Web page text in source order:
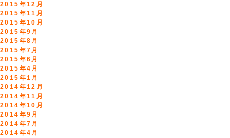
2015年12月
2015年11月
2015年10月
2015年9月
2015年8月
2015年7月
2015年6月
2015年4月
2015年1月
2014年12月
2014年11月
2014年10月
2014年9月
2014年7月
2014年4月